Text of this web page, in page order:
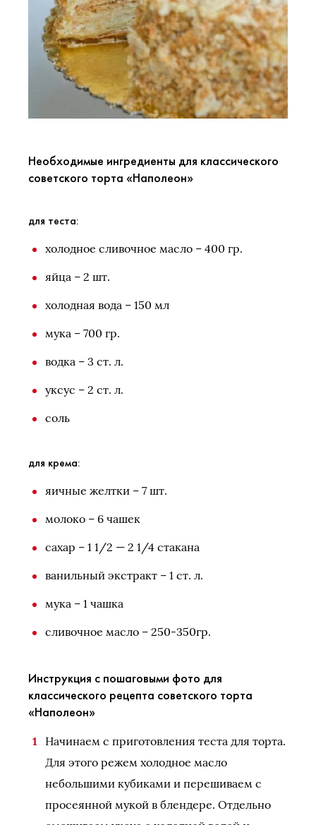
Необходимые ингредиенты для классического
советского торта «Наполеон»
для теста:
холодное сливочное масло – 400 гр.
яйца – 2 шт.
холодная вода – 150 мл
мука – 700 гр.
водка – 3 ст. л.
уксус – 2 ст. л.
соль
для крема:
яичные желтки – 7 шт.
молоко – 6 чашек
сахар – 1 1/2 — 2 1/4 стакана
ванильный экстракт – 1 ст. л.
мука – 1 чашка
сливочное масло – 250-350гр.
Инструкция с пошаговыми фото для
классического рецепта советского торта
«Наполеон»
Начинаем с приготовления теста для торта.
Для этого режем холодное масло
небольшими кубиками и перешиваем с
просеянной мукой в блендере. Отдельно